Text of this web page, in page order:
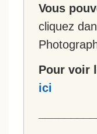
Vous
cliquez
Pour voir
ici